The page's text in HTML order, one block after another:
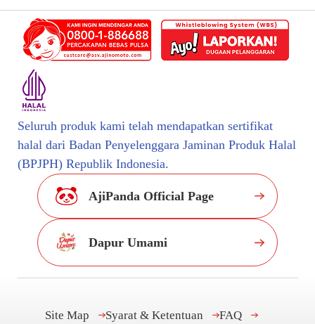
Seluruh produk kami telah mendapatkan sertifikat
halal dari Badan Penyelenggara Jaminan Produk Halal
(BPJPH) Republik Indonesia.
AjiPanda Official Page
Dapur Umami
Site Map Syarat & Ketentuan
FAQ